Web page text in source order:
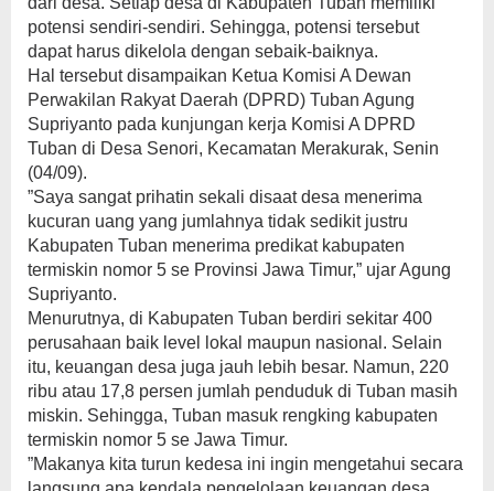
potensi sendiri-sendiri. Sehingga, potensi tersebut
dapat harus dikelola dengan sebaik-baiknya.
Hal tersebut disampaikan Ketua Komisi A Dewan
Perwakilan Rakyat Daerah (DPRD) Tuban Agung
Supriyanto pada kunjungan kerja Komisi A DPRD
Tuban di Desa Senori, Kecamatan Merakurak, Senin
(04/09).
”Saya sangat prihatin sekali disaat desa menerima
kucuran uang yang jumlahnya tidak sedikit justru
Kabupaten Tuban menerima predikat kabupaten
termiskin nomor 5 se Provinsi Jawa Timur,” ujar Agung
Supriyanto.
Menurutnya, di Kabupaten Tuban berdiri sekitar 400
perusahaan baik level lokal maupun nasional. Selain
itu, keuangan desa juga jauh lebih besar. Namun, 220
ribu atau 17,8 persen jumlah penduduk di Tuban masih
miskin. Sehingga, Tuban masuk rengking kabupaten
termiskin nomor 5 se Jawa Timur.
”Makanya kita turun kedesa ini ingin mengetahui secara